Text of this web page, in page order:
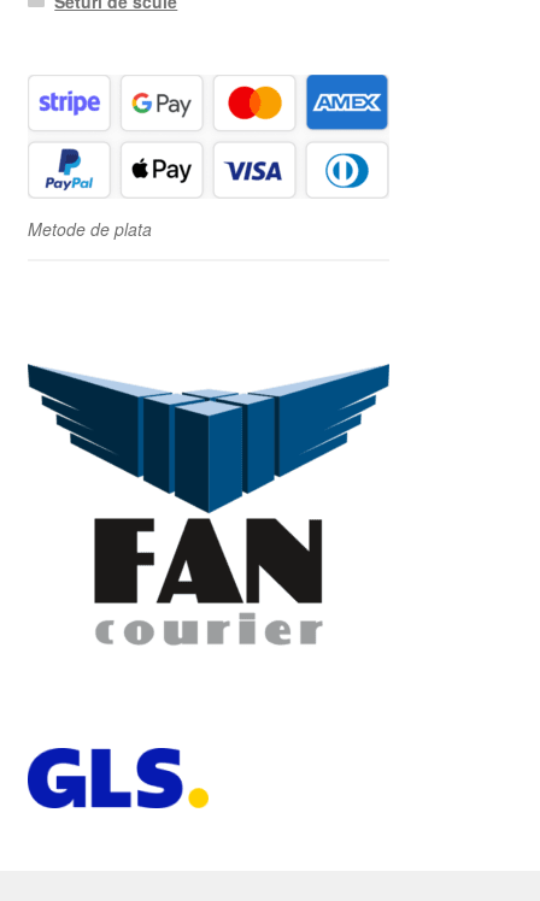
Metode de plata